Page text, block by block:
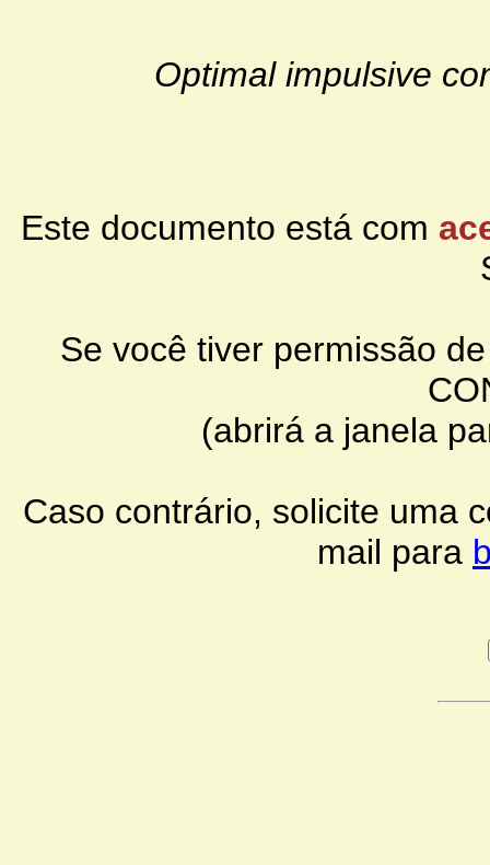
Optimal impulsive
Este documento está com
Se você tiver permissão
(abrirá a janela
Caso contrário, solicite uma
mail para